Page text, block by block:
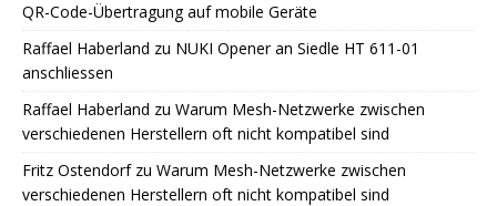
QR-Code-Übertragung auf mobile Geräte
Raffael Haberland zu NUKI Opener an Siedle HT 611-01
anschliessen
Raffael Haberland zu Warum Mesh-Netzwerke zwischen
verschiedenen Herstellern oft nicht kompatibel sind
Fritz Ostendorfzu Warum Mesh-Netzwerke zwischen
verschiedenen Herstellern oft nicht kompatibel sind